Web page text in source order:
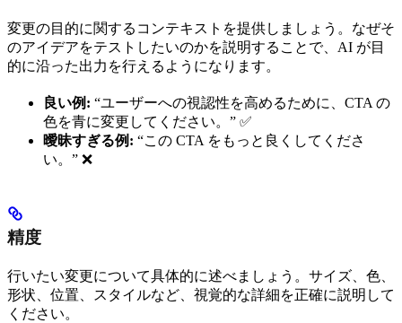
変更の目的に関するコンテキストを提供しましょう。なぜそ
のアイデアをテストしたいのかを説明することで、AI が目
的に沿った出力を行えるようになります。
良い例: “ユーザーへの視認性を高めるために、CTA の
色を青に変更してください。” ✅
曖昧すぎる例: “この CTA をもっと良くしてくださ
い。” ❌
精度
行いたい変更について具体的に述べましょう。サイズ、色、
形状、位置、スタイルなど、視覚的な詳細を正確に説明して
ください。